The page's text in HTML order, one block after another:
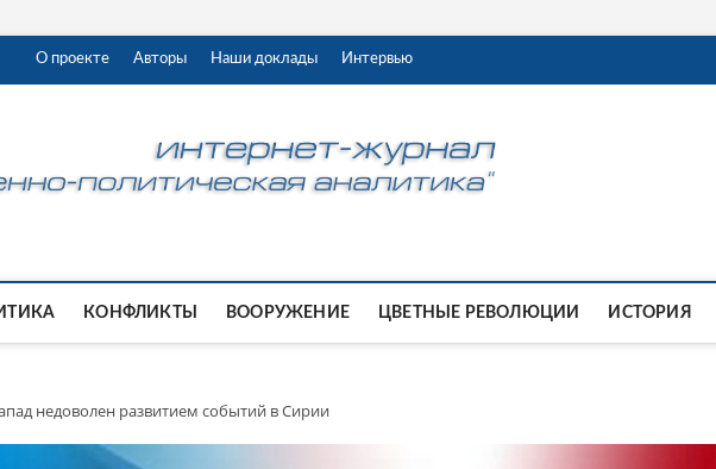
О проекте Авторы Наши доклады Интервью
КОНФЛИКТЫ ВООРУЖЕНИЕ ЦВЕТНЫЕ РЕВОЛЮЦИИ ИСТОРИЯ
недоволен развитием событий в Сирии